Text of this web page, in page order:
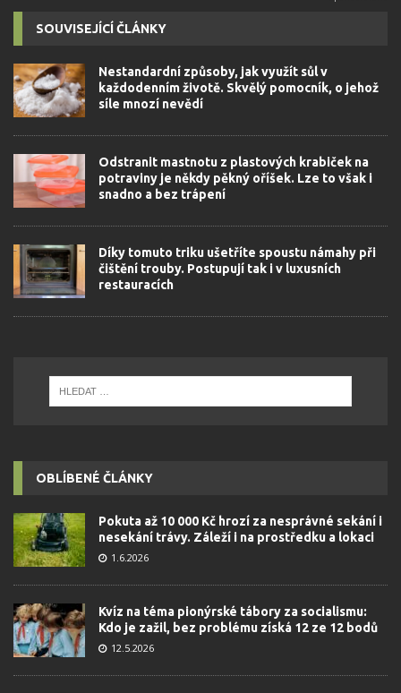
SOUVISEJÍCÍ ČLÁNKY
Nestandardní způsoby, jak využít sůl v
každodenním životě. Skvělý pomocník, o jehož
síle mnozí nevědí
Odstranit mastnotu z plastových krabiček na
potraviny je někdy pěkný oříšek. Lze to však i
snadno a bez trápení
Díky tomuto triku ušetříte spoustu námahy při
čištění trouby. Postupují tak i v luxusních
restauracích
OBLÍBENÉ ČLÁNKY
Pokuta až 10 000 Kč hrozí za nesprávné sekání i
nesekání trávy. Záleží i na prostředku a lokaci
1.6.2026
Kvíz na téma pionýrské tábory za socialismu:
Kdo je zažil, bez problému získá 12 ze 12 bodů
12.5.2026